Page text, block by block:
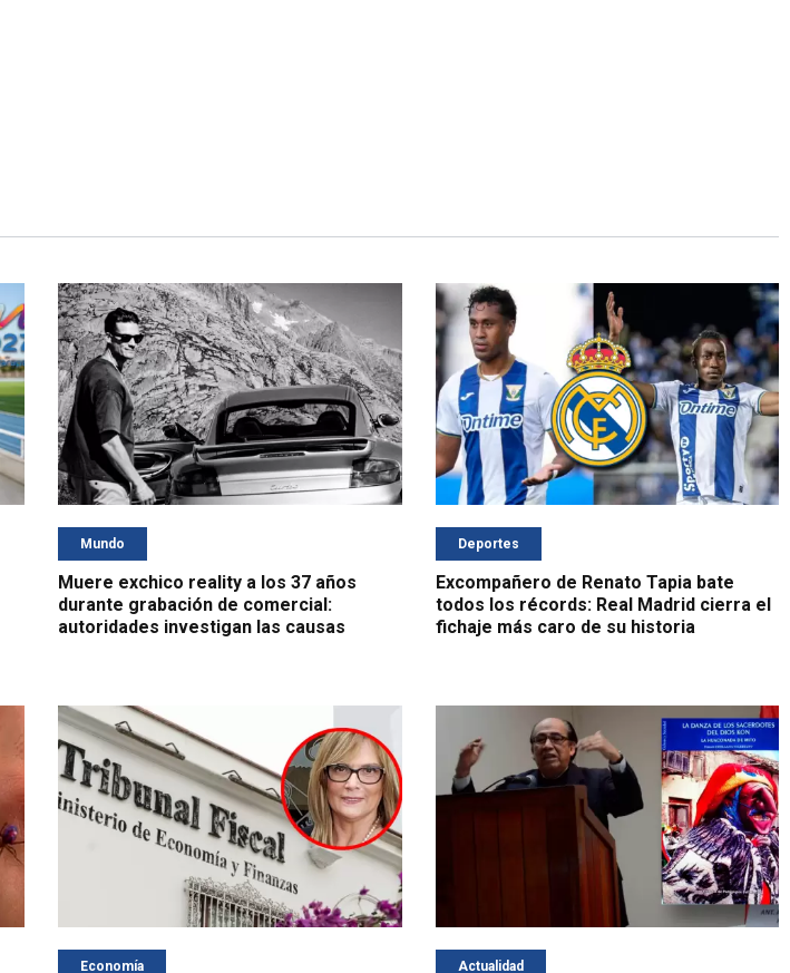
Mundo
Muere exchico reality a los 37 años
durante grabación de comercial:
autoridades investigan las causas
Deportes
Excompañero de Renato Tapia bate
todos los récords: Real Madrid cierra el
fichaje más caro de su historia
Economía Actualidad